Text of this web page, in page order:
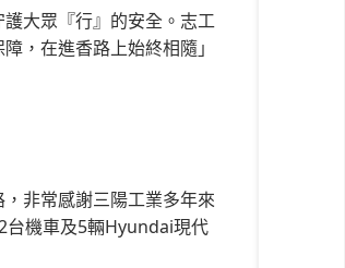
大眾『行』的安全。志工
，在進香路上始終相隨」
非常感謝三陽工業多年來
台機車及5輛Hyundai現代